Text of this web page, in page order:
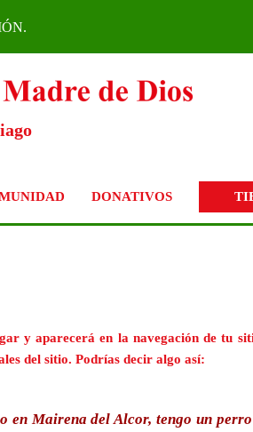
DONATIVOS
y aparecerá en la navegación de tu
del sitio. Podrías decir algo así:
en Mairena del Alcor, tengo un